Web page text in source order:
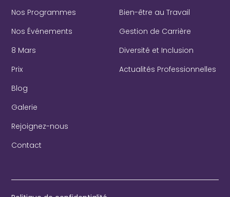
Nos Programmes
Nos Événements
8 Mars
Prix
Blog
Galerie
Rejoignez-nous
Contact
Bien-être au Travail
Gestion de Carrière
Diversité et Inclusion
Actualités Professionnelles